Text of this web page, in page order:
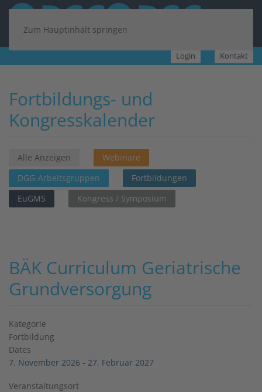
Zum Hauptinhalt springen
Login Kontakt
Fortbildungs- und
Kongresskalender
Alle Anzeigen
Webinare
DGG-Arbeitsgruppen
Fortbildungen
EuGMS
Kongress / Symposium
BÄK Curriculum Geriatrische
Grundversorgung
Kategorie
Fortbildung
Dates
7. November 2026 - 27. Februar 2027
Veranstaltungsort